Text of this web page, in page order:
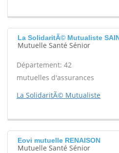
La SolidaritÃ© Mutualiste
Mutuelle Santé Sénior
Département: 42
mutuelles d'assurances
La SolidaritÃ© Mutualiste
Eovi mutuelle RENAISON
Mutuelle Santé Sénior